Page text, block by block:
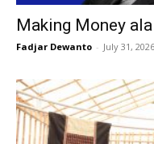
Making Money
Fadjar Dewanto - July 31, 2026